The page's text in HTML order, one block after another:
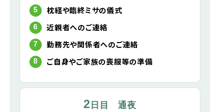
枕経や臨終ミサの儀式
近親者へのご連絡
勤務先や関係者へのご連絡
ご自身やご家族の喪服等の準備
2 日目 通夜